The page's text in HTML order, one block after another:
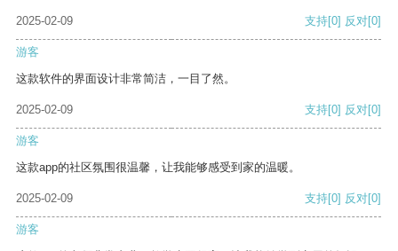
2025-02-09 支持[0] 反对[0]
游客
这款软件的界面设计非常简洁，一目了然。
2025-02-09 支持[0] 反对[0]
游客
这款app的社区氛围很温馨，让我能够感受到家的温暖。
2025-02-09 支持[0] 反对[0]
游客